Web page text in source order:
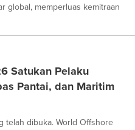
global, memperluas kemitraan
Satukan Pelaku
Pantai, dan Maritim
telah dibuka. World Offshore